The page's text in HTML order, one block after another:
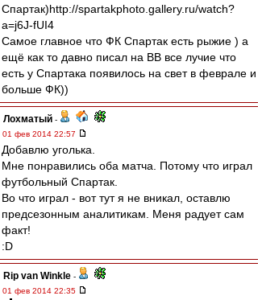
Спартак)http://spartakphoto.gallery.ru/watch?
a=j6J-fUI4
Самое главное что ФК Спартак есть рыжие ) а
ещё как то давно писал на ВВ все лучие что
есть у Спартака появилось на свет в феврале и
больше ФК))
Лохматый -
01 фев 2014 22:57
Добавлю уголька.
Мне понравились оба матча. Потому что играл
футбольный Спартак.
Во что играл - вот тут я не вникал, оставлю
предсезонным аналитикам. Меня радует сам
факт!
:D
Rip van Winkle -
01 фев 2014 22:35